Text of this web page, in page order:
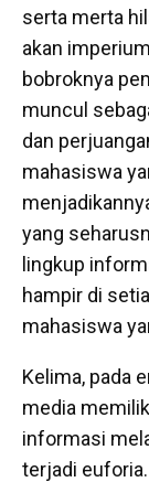
serta merta
akan
bobroknya
muncul
dan
mahasiswa
yang
lingkup
hampir di
mahasiswa
Kelima, pada
media
informasi
terjadi